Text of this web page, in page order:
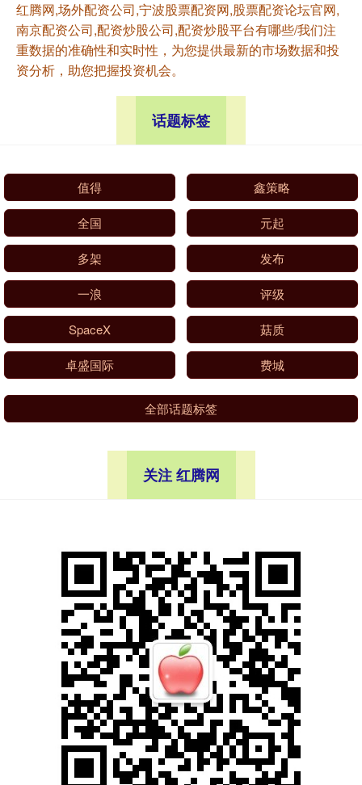
红腾网,场外配资公司,宁波股票配资网,股票配资论坛官网,
南京配资公司,配资炒股公司,配资炒股平台有哪些/我们注
重数据的准确性和实时性，为您提供最新的市场数据和投
资分析，助您把握投资机会。
话题标签
值得 鑫策略
全国 元起
多架 发布
一浪 评级
SpaceX 菇质
卓盛国际 费城
全部话题标签
关注 红腾网